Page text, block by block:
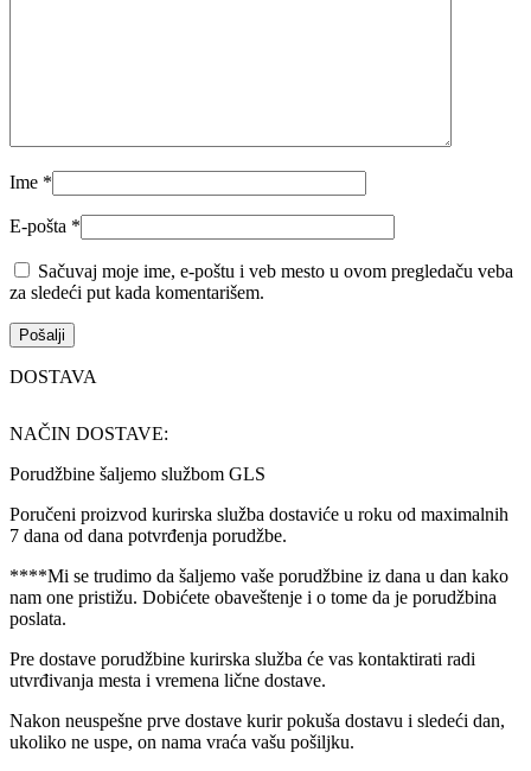
Ime *
E-pošta *
Sačuvaj moje ime, e-poštu i veb mesto u ovom pregledaču veba
za sledeći put kada komentarišem.
DOSTAVA
NAČIN DOSTAVE:
Porudžbine šaljemo službom GLS
Poručeni proizvod kurirska služba dostaviće u roku od maximalnih
7 dana od dana potvrđenja porudžbe.
****Mi se trudimo da šaljemo vaše porudžbine iz dana u dan kako
nam one pristižu. Dobićete obaveštenje i o tome da je porudžbina
poslata.
Pre dostave porudžbine kurirska služba će vas kontaktirati radi
utvrđivanja mesta i vremena lične dostave.
Nakon neuspešne prve dostave kurir pokuša dostavu i sledeći dan,
ukoliko ne uspe, on nama vraća vašu pošiljku.